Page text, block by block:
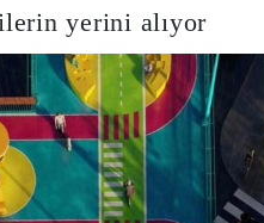
yerini alıyor